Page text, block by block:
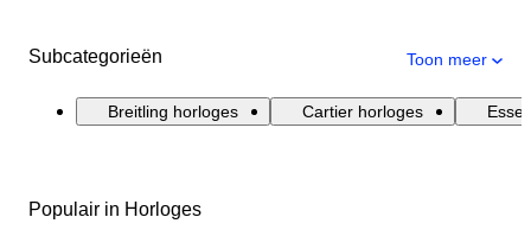
Subcategorieën Toon meer
Breitling horloges Cartier horloges
Populair in Horloges